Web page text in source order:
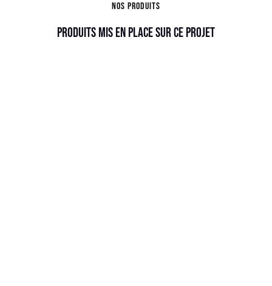
Nos produits
Produits mis en place sur ce projet